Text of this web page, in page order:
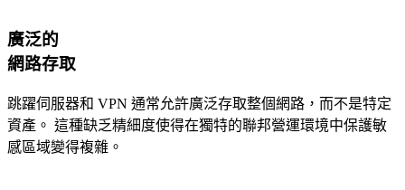
廣泛的
網路存取
跳躍伺服器和 VPN 通常允許廣泛存取整個網路，而不是特定
資產。 這種缺乏精細度使得在獨特的聯邦營運環境中保護敏
感區域變得複雜。